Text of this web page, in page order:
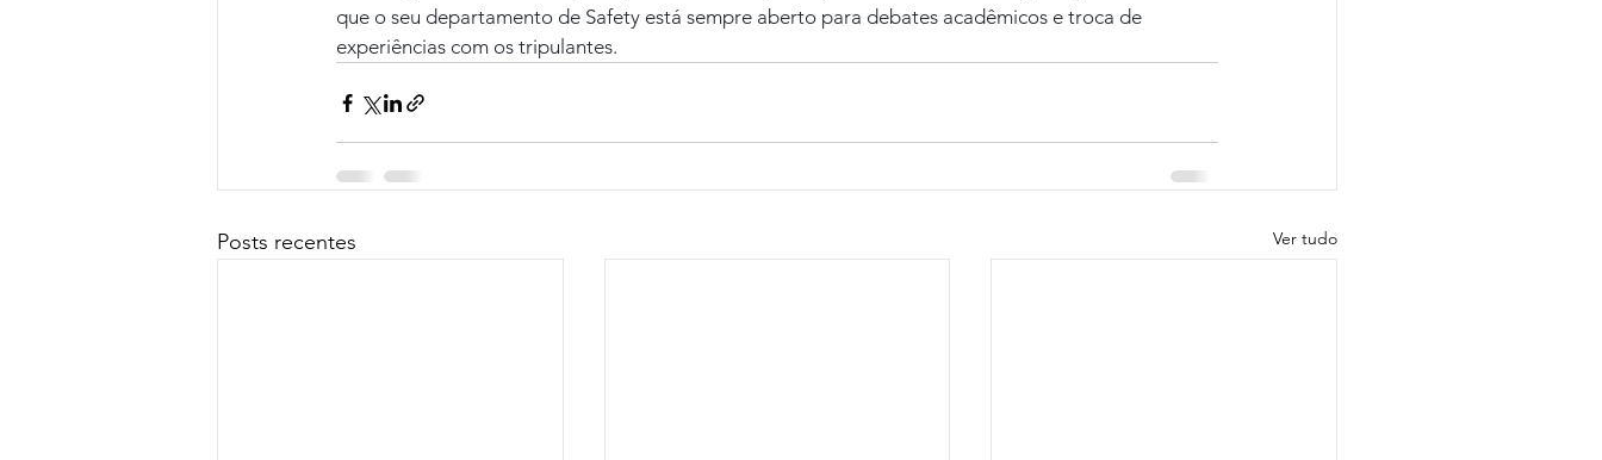
que o seu departamento de Safety está sempre aberto para debates acadêmicos e troca de
experiências com os tripulantes.
Posts recentes Ver tudo